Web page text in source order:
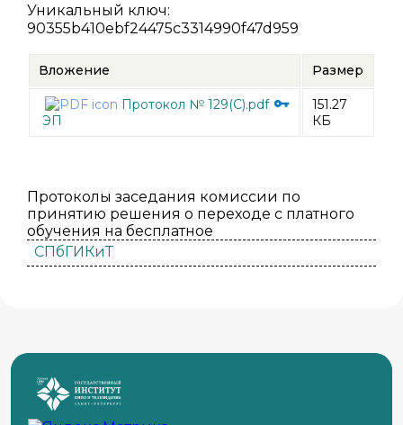
Уникальный ключ:
90355b410ebf24475c3314990f47d959
Вложение Размер
Протокол № 129(С).pdf
ЭП
151.27
КБ
Протоколы заседания комиссии по
принятию решения о переходе с платного
обучения на бесплатное
СПбГИКиТ